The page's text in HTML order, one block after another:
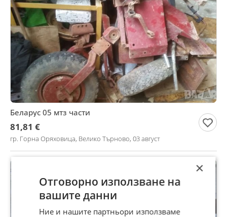
Беларус 05 мтз части
81,81 €
гр. Горна Оряховица, Велико Търново, 03 август
×
Отговорно използване на
вашите данни
Ние и нашите партньори използваме